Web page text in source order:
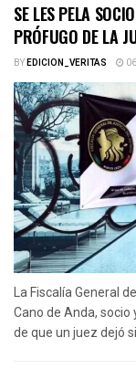
SE LES PELA
PRÓFUGO DE LA
BYEDICION_VERITAS
La Fiscalía General
Cano de Anda,
de que un juez dejó